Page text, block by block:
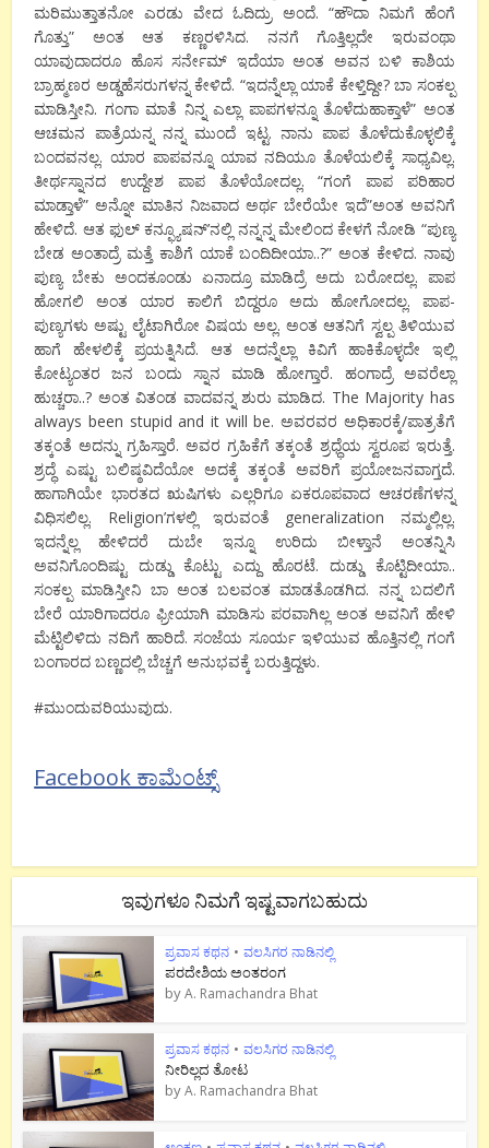
ಮರಿಮುತ್ತಾತನೋ ಎರಡು ವೇದ ಓದಿದ್ರು ಅಂದೆ. “ಹೌದಾ ನಿಮಗೆ ಹೆಂಗೆ
ಗೊತ್ತು” ಅಂತ ಆತ ಕಣ್ಣರಳಿಸಿದ. ನನಗೆ ಗೊತ್ತಿಲ್ಲದೇ ಇರುವಂಥಾ
ಯಾವುದಾದರೂ ಹೊಸ ಸರ್ನೇಮ್ ಇದೆಯಾ ಅಂತ ಅವನ ಬಳಿ ಕಾಶಿಯ
ಬ್ರಾಹ್ಮಣರ ಅಡ್ಡಹೆಸರುಗಳನ್ನ ಕೇಳಿದೆ. “ಇದನ್ನೆಲ್ಲಾ ಯಾಕೆ ಕೇಳ್ತಿದ್ದೀ? ಬಾ ಸಂಕಲ್ಪ
ಮಾಡಿಸ್ತೀನಿ. ಗಂಗಾ ಮಾತೆ ನಿನ್ನ ಎಲ್ಲಾ ಪಾಪಗಳನ್ನೂ ತೊಳೆದುಹಾಕ್ತಾಳೆ” ಅಂತ
ಆಚಮನ ಪಾತ್ರೆಯನ್ನ ನನ್ನ ಮುಂದೆ ಇಟ್ಟ. ನಾನು ಪಾಪ ತೊಳೆದುಕೊಳ್ಳಲಿಕ್ಕೆ
ಬಂದವನಲ್ಲ. ಯಾರ ಪಾಪವನ್ನೂ ಯಾವ ನದಿಯೂ ತೊಳೆಯಲಿಕ್ಕೆ ಸಾಧ್ಯವಿಲ್ಲ.
ತೀರ್ಥಸ್ನಾನದ ಉದ್ದೇಶ ಪಾಪ ತೊಳೆಯೋದಲ್ಲ. “ಗಂಗೆ ಪಾಪ ಪರಿಹಾರ
ಮಾಡ್ತಾಳೆ” ಅನ್ನೋ ಮಾತಿನ ನಿಜವಾದ ಅರ್ಥ ಬೇರೆಯೇ ಇದೆ”ಅಂತ ಅವನಿಗೆ
ಹೇಳಿದೆ. ಆತ ಫುಲ್ ಕನ್ಫ್ಯೂಷನ್’ನಲ್ಲಿ ನನ್ನನ್ನ ಮೇಲಿಂದ ಕೇಳಗೆ ನೋಡಿ “ಪುಣ್ಯ
ಬೇಡ ಅಂತಾದ್ರೆ ಮತ್ತೆ ಕಾಶಿಗೆ ಯಾಕೆ ಬಂದಿದೀಯಾ..?” ಅಂತ ಕೇಳಿದ. ನಾವು
ಪುಣ್ಯ ಬೇಕು ಅಂದಕೂಂಡು ಏನಾದ್ರೂ ಮಾಡಿದ್ರೆ ಅದು ಬರೋದಲ್ಲ. ಪಾಪ
ಹೋಗಲಿ ಅಂತ ಯಾರ ಕಾಲಿಗೆ ಬಿದ್ದರೂ ಅದು ಹೋಗೋದಲ್ಲ. ಪಾಪ-
ಪುಣ್ಯಗಳು ಅಷ್ಟು ಲೈಟಾಗಿರೋ ವಿಷಯ ಅಲ್ಲ. ಅಂತ ಆತನಿಗೆ ಸ್ವಲ್ಪ ತಿಳಿಯುವ
ಹಾಗೆ ಹೇಳಲಿಕ್ಕೆ ಪ್ರಯತ್ನಿಸಿದೆ. ಆತ ಅದನ್ನೆಲ್ಲಾ ಕಿವಿಗೆ ಹಾಕಿಕೊಳ್ಳದೇ ಇಲ್ಲಿ
ಕೋಟ್ಯಂತರ ಜನ ಬಂದು ಸ್ನಾನ ಮಾಡಿ ಹೋಗ್ತಾರೆ. ಹಂಗಾದ್ರೆ ಅವರೆಲ್ಲಾ
ಹುಚ್ಚರಾ..? ಅಂತ ವಿತಂಡ ವಾದವನ್ನ ಶುರು ಮಾಡಿದ. The Majority has
always been stupid and it will be. ಅವರವರ ಅಧಿಕಾರಕ್ಕೆ/ಪಾತ್ರತೆಗೆ
ತಕ್ಕಂತೆ ಅದನ್ನು ಗ್ರಹಿಸ್ತಾರೆ. ಅವರ ಗ್ರಹಿಕೆಗೆ ತಕ್ಕಂತೆ ಶ್ರಧ್ಧೆಯ ಸ್ವರೂಪ ಇರುತ್ತೆ.
ಶ್ರದ್ಧೆ ಎಷ್ಟು ಬಲಿಷ್ಠವಿದೆಯೋ ಅದಕ್ಕೆ ತಕ್ಕಂತೆ ಅವರಿಗೆ ಪ್ರಯೋಜನವಾಗ್ತದೆ.
ಹಾಗಾಗಿಯೇ ಭಾರತದ ಋಷಿಗಳು ಎಲ್ಲರಿಗೂ ಏಕರೂಪವಾದ ಆಚರಣೆಗಳನ್ನ
ವಿಧಿಸಲಿಲ್ಲ. Religion’ಗಳಲ್ಲಿ ಇರುವಂತೆ generalization ನಮ್ಮಲ್ಲಿಲ್ಲ.
ಇದನ್ನೆಲ್ಲ ಹೇಳಿದರೆ ದುಬೇ ಇನ್ನೂ ಉರಿದು ಬೀಳ್ತಾನೆ ಅಂತನ್ನಿಸಿ
ಅವನಿಗೊಂದಿಷ್ಟು ದುಡ್ಡು ಕೊಟ್ಟು ಎದ್ದು ಹೊರಟೆ. ದುಡ್ಡು ಕೊಟ್ಟಿದೀಯಾ..
ಸಂಕಲ್ಪ ಮಾಡಿಸ್ತೀನಿ ಬಾ ಅಂತ ಬಲವಂತ ಮಾಡತೊಡಗಿದ. ನನ್ನ ಬದಲಿಗೆ
ಬೇರೆ ಯಾರಿಗಾದರೂ ಫ್ರೀಯಾಗಿ ಮಾಡಿಸು ಪರವಾಗಿಲ್ಲ ಅಂತ ಅವನಿಗೆ ಹೇಳಿ
ಮೆಟ್ಟಿಲಿಳಿದು ನದಿಗೆ ಹಾರಿದೆ. ಸಂಜೆಯ ಸೂರ್ಯ ಇಳಿಯುವ ಹೊತ್ತಿನಲ್ಲಿ ಗಂಗೆ
ಬಂಗಾರದ ಬಣ್ಣದಲ್ಲಿ ಬೆಚ್ಚಗೆ ಅನುಭವಕ್ಕೆ ಬರುತ್ತಿದ್ದಳು.
‪#‎ಮುಂದುವರಿಯುವುದು.
Facebook ಕಾಮೆಂಟ್ಸ್
ಇವುಗಳೂ ನಿಮಗೆ ಇಷ್ಟವಾಗಬಹುದು
ಪ್ರವಾಸ ಕಥನ • ವಲಸಿಗರ ನಾಡಿನಲ್ಲಿ
ಪರದೇಶಿಯ ಅಂತರಂಗ
byA. Ramachandra Bhat
ಪ್ರವಾಸ ಕಥನ • ವಲಸಿಗರ ನಾಡಿನಲ್ಲಿ
ನೀರಿಲ್ಲದ ತೋಟ
byA. Ramachandra Bhat